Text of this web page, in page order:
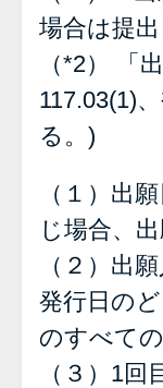
場合は提出
（*2） 「
117.03(1)
る。)
（１）出
じ場合、
（２）出
発行日の
のすべて
（３）1